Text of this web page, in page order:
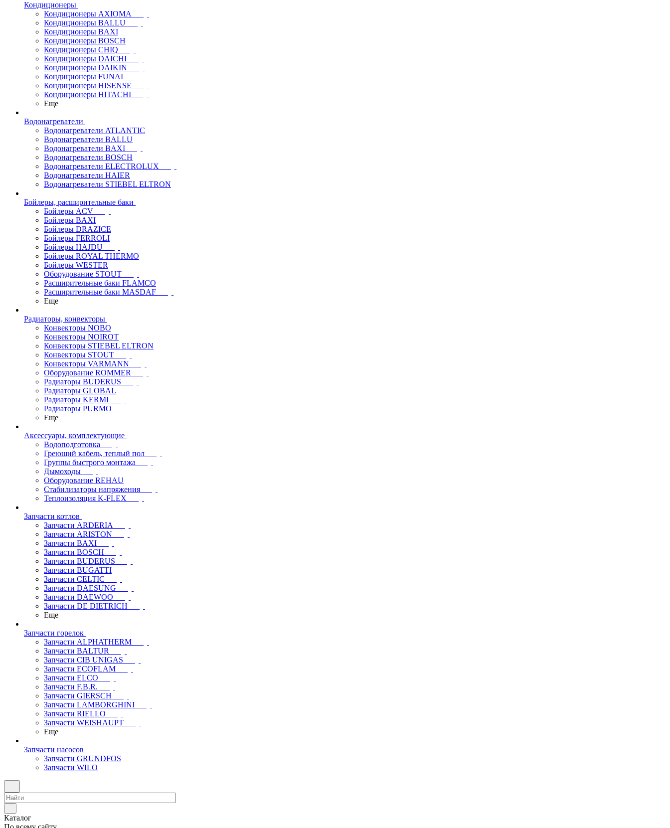
Кондиционеры
Кондиционеры AXIOMA
Кондиционеры BALLU
Кондиционеры BAXI
Кондиционеры BOSCH
Кондиционеры CHIQ
Кондиционеры DAICHI
Кондиционеры DAIKIN
Кондиционеры FUNAI
Кондиционеры HISENSE
Кондиционеры HITACHI
Еще
Водонагреватели
Водонагреватели ATLANTIC
Водонагреватели BALLU
Водонагреватели BAXI
Водонагреватели BOSCH
Водонагреватели ELECTROLUX
Водонагреватели HAIER
Водонагреватели STIEBEL ELTRON
Бойлеры, расширительные баки
Бойлеры ACV
Бойлеры BAXI
Бойлеры DRAZICE
Бойлеры FERROLI
Бойлеры HAJDU
Бойлеры ROYAL THERMO
Бойлеры WESTER
Оборудование STOUT
Расширительные баки FLAMCO
Расширительные баки MASDAF
Еще
Радиаторы, конвекторы
Конвекторы NOBO
Конвекторы NOIROT
Конвекторы STIEBEL ELTRON
Конвекторы STOUT
Конвекторы VARMANN
Оборудование ROMMER
Радиаторы BUDERUS
Радиаторы GLOBAL
Радиаторы KERMI
Радиаторы PURMO
Еще
Аксессуары, комплектующие
Водоподготовка
Греющий кабель, теплый пол
Группы быстрого монтажа
Дымоходы
Оборудование REHAU
Стабилизаторы напряжения
Теплоизоляция K-FLEX
Запчасти котлов
Запчасти ARDERIA
Запчасти ARISTON
Запчасти BAXI
Запчасти BOSCH
Запчасти BUDERUS
Запчасти BUGATTI
Запчасти CELTIC
Запчасти DAESUNG
Запчасти DAEWOO
Запчасти DE DIETRICH
Еще
Запчасти горелок
Запчасти ALPHATHERM
Запчасти BALTUR
Запчасти CIB UNIGAS
Запчасти ECOFLAM
Запчасти ELCO
Запчасти F.B.R.
Запчасти GIERSCH
Запчасти LAMBORGHINI
Запчасти RIELLO
Запчасти WEISHAUPT
Еще
Запчасти насосов
Запчасти GRUNDFOS
Запчасти WILO
Каталог